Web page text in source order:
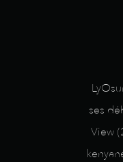
ses
View